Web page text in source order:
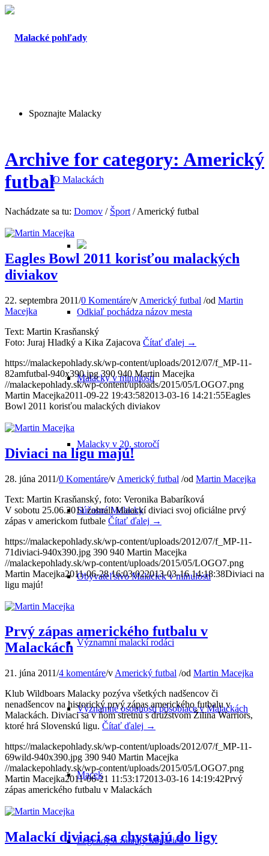
Spoznajte Malacky
O Malackách
Odkiaľ pochádza názov mesta
Malacky v minulosti
Malacky v 20. storočí
Súčasné Malacky
Obyvateľstvo Malaciek v minulosti
Významní malackí rodáci
Významné osobnosti pôsobiace v Malackách
Macek
Legendy a záhady Malaciek
Archive for category: Americký
futbal
Nachádzate sa tu: Domov / Šport / Americký futbal
Eagles Bowl 2011 korisťou malackých
diviakov
22. septembra 2011/0 Komentáre/v Americký futbal /od Martin
Macejka
Text: Martin Krasňanský
Foto: Juraj Hladký a Kika Zajacova Čítať ďalej →
https://malackepohlady.sk/wp-content/uploads/2012/07/f_MP-11-
82amfutbal-940x390.jpg 390 940 Martin Macejka
//malackepohlady.sk/wp-content/uploads/2015/05/LOGO7.png
Martin Macejka2011-09-22 19:43:582013-03-16 14:21:55Eagles
Bowl 2011 korisťou malackých diviakov
Diviaci na ligu majú!
28. júna 2011/0 Komentáre/v Americký futbal /od Martin Macejka
Text: Martin Krasňanský, foto: Veronika Babaríková
V sobotu 25.06.2011 zohrali Malackí diviaci svoj oficiálne prvý
zápas v americkom futbale Čítať ďalej →
https://malackepohlady.sk/wp-content/uploads/2012/07/f_MP-11-
71diviaci-940x390.jpg 390 940 Martin Macejka
//malackepohlady.sk/wp-content/uploads/2015/05/LOGO7.png
Martin Macejka2011-06-28 16:03:022013-03-16 14:18:38Diviaci na
ligu majú!
Prvý zápas amerického futbalu v
Malackách
21. júna 2011/4 komentáre/v Americký futbal /od Martin Macejka
Klub Wildboars Malacky pozýva všetkých nadšencov či
nenadšencov na historický prvý zápas amerického futbalu v
Malackách. Diviaci sa v ňom stretnú s družstvom Žilina Warriors,
ktoré hrá Slovenskú ligu. Čítať ďalej →
https://malackepohlady.sk/wp-content/uploads/2012/07/f_MP-11-
69wild-940x390.jpg 390 940 Martin Macejka
//malackepohlady.sk/wp-content/uploads/2015/05/LOGO7.png
Martin Macejka2011-06-21 11:53:172013-03-16 14:19:42Prvý
zápas amerického futbalu v Malackách
Malackí diviaci sa chystajú do ligy